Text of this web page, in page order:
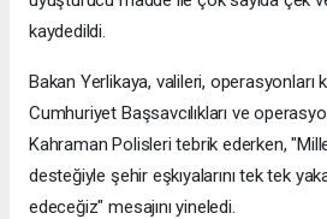
kaydedildi.
Bakan Yerlikaya, valileri, operasyonları
Cumhuriyet Başsavcılıkları ve
Kahraman Polisleri tebrik ederken,
desteğiyle şehir eşkıyalarını tek tek
edeceğiz" mesajını yineledi.